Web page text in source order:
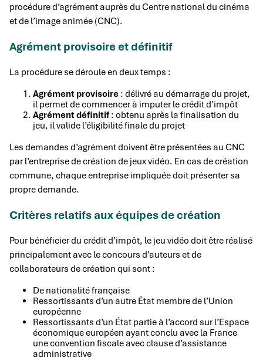
procédure d’agrément auprès du Centre national du cinéma
et de l’image animée (CNC).
Agrément provisoire et définitif
La procédure se déroule en deux temps :
Agrément provisoire : délivré au démarrage du projet,
il permet de commencer à imputer le crédit d’impôt
Agrément définitif: obtenu après la finalisation du
jeu, il valide l’éligibilité finale du projet
Les demandes d’agrément doivent être présentées au CNC
par l’entreprise de création de jeux vidéo. En cas de création
commune, chaque entreprise impliquée doit présenter sa
propre demande.
Critères relatifs aux équipes de création
Pour bénéficier du crédit d’impôt, le jeu vidéo doit être réalisé
principalement avec le concours d’auteurs et de
collaborateurs de création qui sont :
De nationalité française
Ressortissants d’un autre État membre de l’Union
européenne
Ressortissants d’un État partie à l’accord sur l’Espace
économique européen ayant conclu avec la France
une convention fiscale avec clause d’assistance
administrative